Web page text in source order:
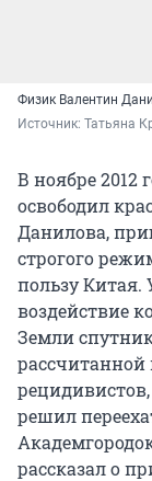
Физик Валентин
Источник: Татьяна
В ноябре 2012
освободил
Данилова,
строгого
пользу
воздействие
Земли
решил
рассказал о